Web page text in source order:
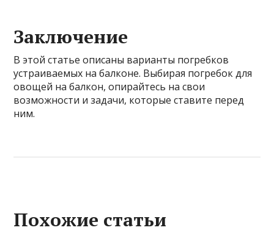
Заключение
В этой статье описаны варианты погребков
устраиваемых на балконе. Выбирая погребок для
овощей на балкон, опирайтесь на свои
возможности и задачи, которые ставите перед
ним.
Похожие статьи